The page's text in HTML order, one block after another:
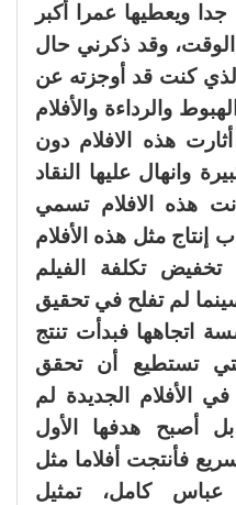
ويعطيها عمرا أكبر
وقد ذكرني حال
الذي كنت قد أوجزته عن
والرداءة والأفلام
هذه الافلام دون
وانهال عليها النقاد
هذه الافلام تسمي
مثل هذه الأفلام
تكلفة الفيلم
لم تفلح في تحقيق
اتجاهها فبدأت تنتج
حتي تستطيع أن تحقق
في الأفلام الجديدة لم
أصبح هدفها الأول
فأنتجت أفلاما مثل
عباس كامل، تمثيل